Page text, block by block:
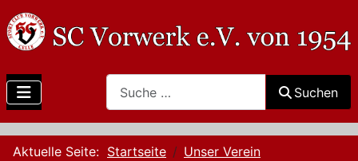
Search
Suchen
Aktuelle Seite: Startseite
Unser Verein